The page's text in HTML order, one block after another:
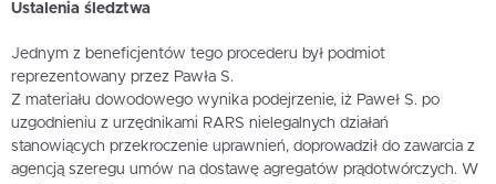
Ustalenia śledztwa
Jednym z beneficjentów tego procederu był podmiot
reprezentowany przez Pawła S.
Z materiału dowodowego wynika podejrzenie, iż Paweł S. po
uzgodnieniu z urzędnikami RARS nielegalnych działań
stanowiących przekroczenie uprawnień, doprowadził do zawarcia z
agencją szeregu umów na dostawę agregatów prądotwórczych. W